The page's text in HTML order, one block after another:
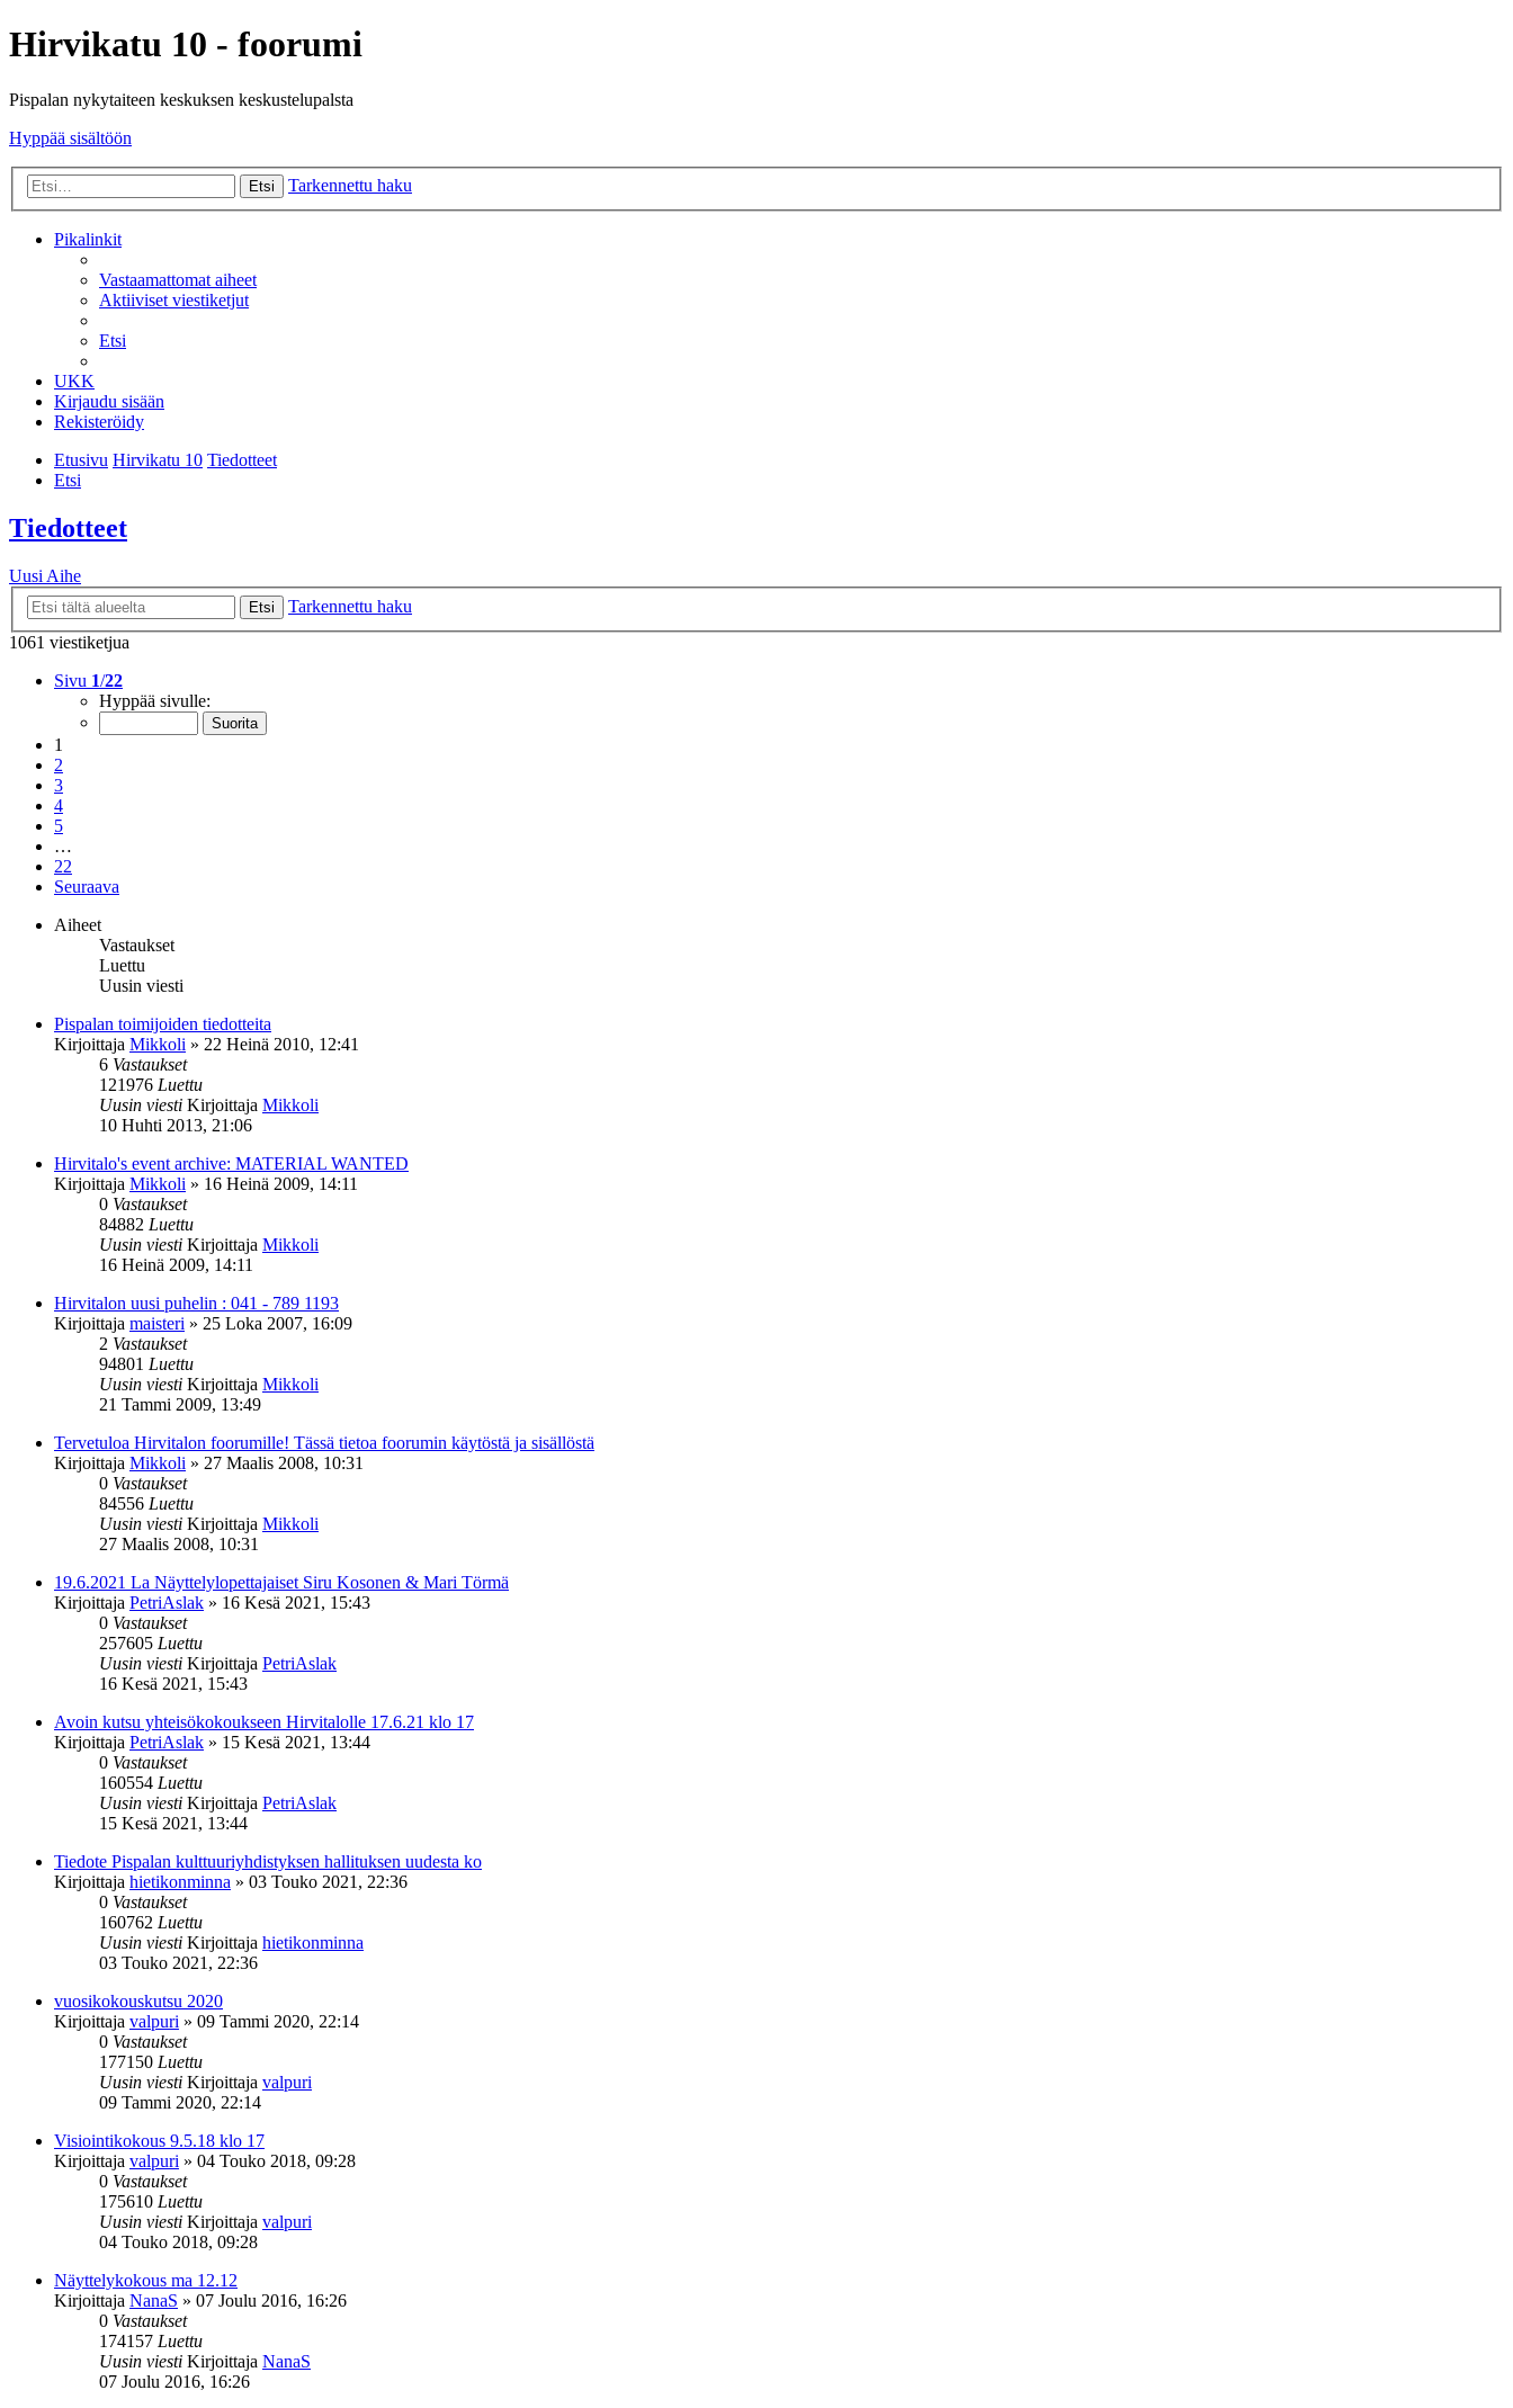
Hirvikatu 10 - foorumi
Pispalan nykytaiteen keskuksen keskustelupalsta
Hyppää sisältöön
Etsi Tarkennettu haku
Pikalinkit
Vastaamattomat aiheet
Aktiiviset viestiketjut
Etsi
UKK
Kirjaudu sisään
Rekisteröidy
Etusivu Hirvikatu 10 Tiedotteet
Etsi
Tiedotteet
Uusi Aihe
Etsi
Tarkennettu haku
1061 viestiketjua
Sivu 1/22
Hyppää sivulle:
1
2
3
4
5
…
22
Seuraava
Aiheet
Vastaukset
Luettu
Uusin viesti
Pispalan toimijoiden tiedotteita
Kirjoittaja Mikkoli » 22 Heinä 2010, 12:41
6 Vastaukset
121976 Luettu
Uusin viesti Kirjoittaja Mikkoli
10 Huhti 2013, 21:06
Hirvitalo's event archive: MATERIAL WANTED
Kirjoittaja Mikkoli » 16 Heinä 2009, 14:11
0 Vastaukset
84882 Luettu
Uusin viesti Kirjoittaja Mikkoli
16 Heinä 2009, 14:11
Hirvitalon uusi puhelin : 041 - 789 1193
Kirjoittaja maisteri » 25 Loka 2007, 16:09
2 Vastaukset
94801 Luettu
Uusin viesti Kirjoittaja Mikkoli
21 Tammi 2009, 13:49
Tervetuloa Hirvitalon foorumille! Tässä tietoa foorumin käytöstä ja sisällöstä
Kirjoittaja Mikkoli » 27 Maalis 2008, 10:31
0 Vastaukset
84556 Luettu
Uusin viesti Kirjoittaja Mikkoli
27 Maalis 2008, 10:31
19.6.2021 La Näyttelylopettajaiset Siru Kosonen & Mari Törmä
Kirjoittaja PetriAslak » 16 Kesä 2021, 15:43
0 Vastaukset
257605 Luettu
Uusin viesti Kirjoittaja PetriAslak
16 Kesä 2021, 15:43
Avoin kutsu yhteisökokoukseen Hirvitalolle 17.6.21 klo 17
Kirjoittaja PetriAslak » 15 Kesä 2021, 13:44
0 Vastaukset
160554 Luettu
Uusin viesti Kirjoittaja PetriAslak
15 Kesä 2021, 13:44
Tiedote Pispalan kulttuuriyhdistyksen hallituksen uudesta ko
Kirjoittaja hietikonminna » 03 Touko 2021, 22:36
0 Vastaukset
160762 Luettu
Uusin viesti Kirjoittaja hietikonminna
03 Touko 2021, 22:36
vuosikokouskutsu 2020
Kirjoittaja valpuri » 09 Tammi 2020, 22:14
0 Vastaukset
177150 Luettu
Uusin viesti Kirjoittaja valpuri
09 Tammi 2020, 22:14
Visiointikokous 9.5.18 klo 17
Kirjoittaja valpuri » 04 Touko 2018, 09:28
0 Vastaukset
175610 Luettu
Uusin viesti Kirjoittaja valpuri
04 Touko 2018, 09:28
Näyttelykokous ma 12.12
Kirjoittaja NanaS » 07 Joulu 2016, 16:26
0 Vastaukset
174157 Luettu
Uusin viesti Kirjoittaja NanaS
07 Joulu 2016, 16:26